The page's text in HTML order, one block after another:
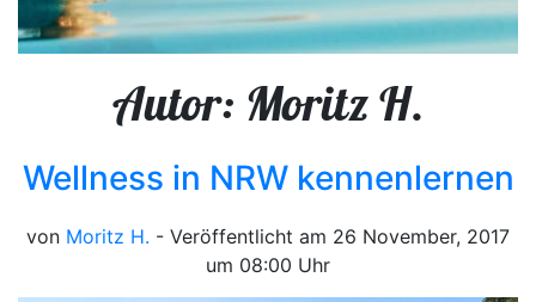
Autor: Moritz H.
Wellness in NRW kennenlernen
von Moritz H. - Veröffentlicht am 26 November, 2017
um 08:00 Uhr